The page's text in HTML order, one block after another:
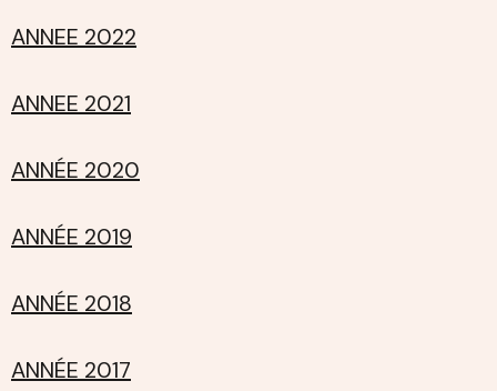
ANNEE 2022
ANNEE 2021
ANNÉE 2020
ANNÉE 2019
ANNÉE 2018
ANNÉE 2017